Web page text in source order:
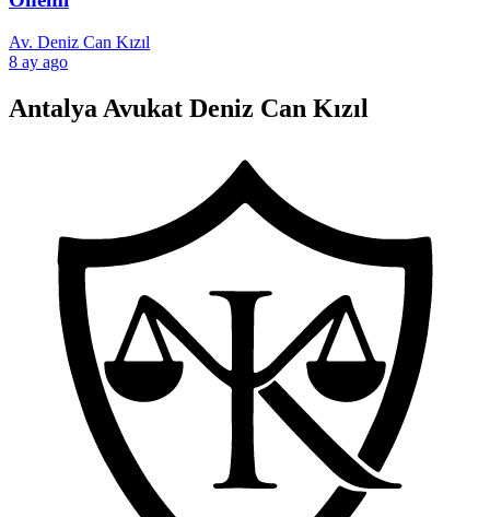
Av. Deniz Can Kızıl
8 ay ago
Antalya Avukat Deniz Can Kızıl